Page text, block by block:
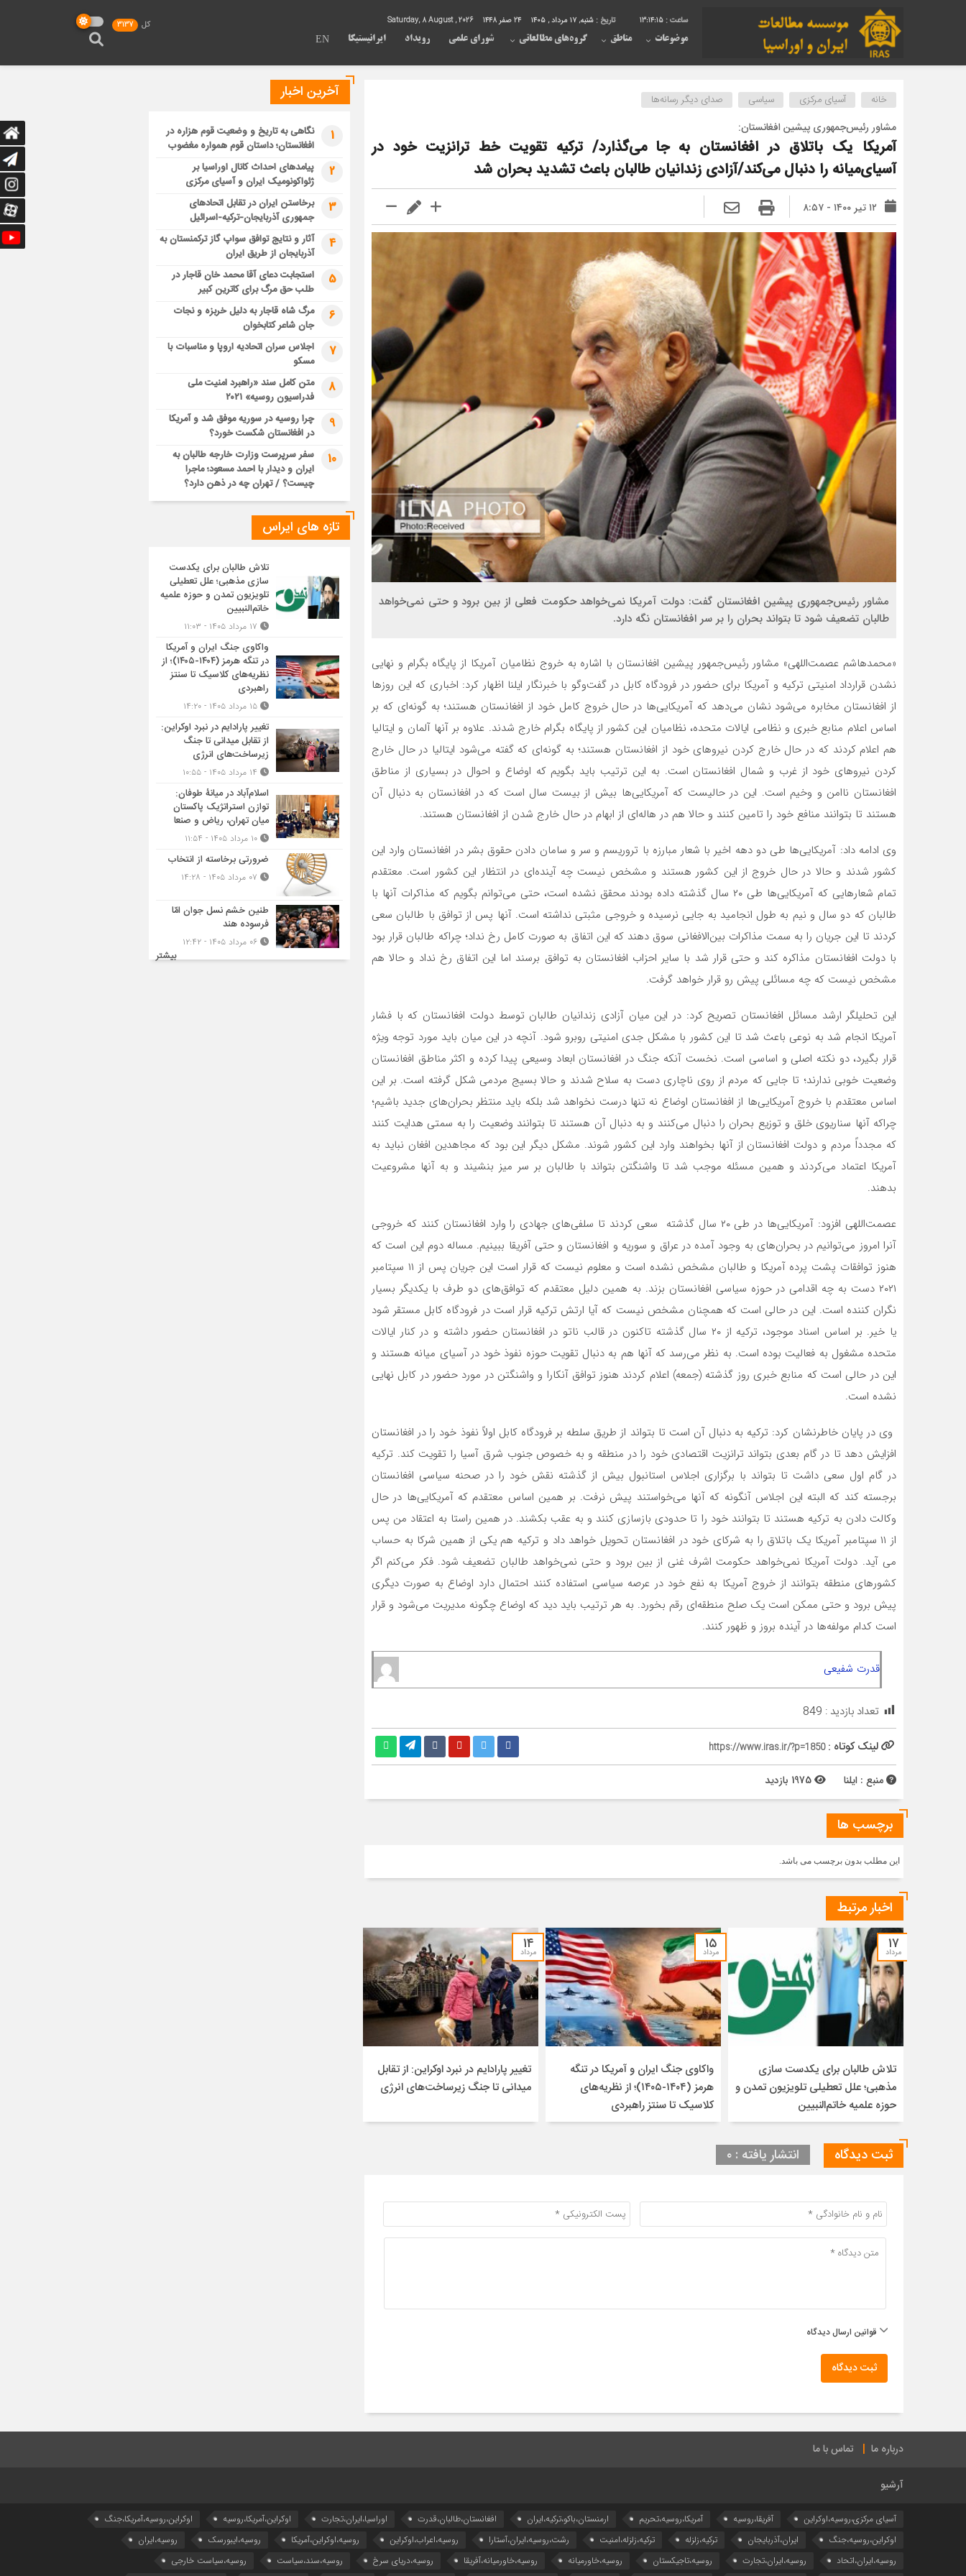
13:14:16 تاریخ : شنبه, ۱۷ مرداد , ۱۴۰۵ 24 صفر 1448
موضوعات مناطق گروه‌های مطالعاتی شورای علمی رویداد ایرانیستیکا EN
کل 3137
خانه آسیای مرکزی سیاسی صدای دیگر رسانه‌ها
مشاور رئیس‌جمهوری پیشین افغانستان:
آمریکا یک باتلاق در افغانستان به جا می‌گذارد/ ترکیه تقویت خط ترانزیت خود در
آسیای‌میانه را دنبال می‌کند/آزادی زندانیان طالبان باعث تشدید بحران شد
۱۲ تیر ۱۴۰۰ - ۸:۵۷
مشاور رئیس‌جمهوری پیشین افغانستان گفت: دولت آمریکا نمی‌خواهد حکومت فعلی از بین برود و حتی نمی‌خواهد
طالبان تضعیف شود تا بتواند بحران را بر سر افغانستان نگه دارد.
«محمدهاشم عصمت‌اللهی» مشاور رئیس‌جمهور پیشین افغانستان با اشاره به خروج نظامیان آمریکا از پایگاه بگرام و نهایی
نشدن قرارداد امنیتی ترکیه و آمریکا برای حضور در فرودگاه کابل در گفت‌وگو با خبرنگار ایلنا اظهار کرد: اخباری که این روزها
از افغانستان مخابره می‌شود نشان می‌دهد که آمریکایی‌ها در حال خروج کامل خود از افغانستان هستند؛ به گونه‌ای که بر
اساس اعلام منابع خبری و نظامی ایالات متحده، نظامیان این کشور از پایگاه بگرام خارج شدند. علاوه بر آنها آلمان و ایتالیا
هم اعلام کردند که در حال خارج کردن نیروهای خود از افغانستان هستند؛ به گونه‌ای که گفته می‌شود ایتالیا در حال خارج
کردن نیروهای خود از غرب و شمال افغانستان است. به این ترتیب باید بگویم که اوضاع و احوال در بسیاری از مناطق
افغانستان ناامن و وخیم است. این در حالیست که آمریکایی‌ها بیش از بیست سال است که در افغانستان به دنبال آن
هستند تا بتوانند منافع خود را تامین کنند و حالا هم در هاله‌ای از ابهام در حال خارج شدن از افغانستان هستند.
وی ادامه داد: آمریکایی‌ها طی دو دهه اخیر با شعار مبارزه با تروریسم و سر و سامان دادن حقوق بشر در افغانستان وارد این
کشور شدند و حالا در حال خروج از این کشور هستند و مشخص نیست چه آینده‌ای در انتظار این کشور است. معتقدم
تمام شعارهایی که آمریکایی‌ها طی ۲۰ سال گذشته داده بودند محقق نشده است، حتی می‌توانم بگویم که مذاکرات آنها با
طالبان که دو سال و نیم به طول انجامید به جایی نرسیده و خروجی مثبتی نداشته است. آنها پس از توافق با طالبان سعی
کردند تا این جریان را به سمت مذاکرات بین‌الافغانی سوق دهند که این اتفاق به صورت کامل رخ نداد؛ چراکه طالبان قرار بود
با دولت افغانستان مذاکره کند و حتی قرار شد با سایر احزاب افغانستان به توافق برسند اما این اتفاق رخ نداد و حالا هم
مشخص نیست که چه مسائلی پیش رو قرار خواهد گرفت.
این تحلیلگر ارشد مسائل افغانستان تصریح کرد: در این میان آزادی زندانیان طالبان توسط دولت افغانستان که با فشار
آمریکا انجام شد به نوعی باعث شد تا این کشور با مشکل جدی امنیتی روبرو شود. آنچه در این میان باید مورد توجه ویژه
قرار بگیرد، دو نکته اصلی و اساسی است. نخست آنکه جنگ در افغانستان ابعاد وسیعی پیدا کرده و اکثر مناطق افغانستان
وضعیت خوبی ندارند؛ تا جایی که مردم از روی ناچاری دست به سلاح شدند و حالا بسیج مردمی شکل گرفته است. بر این
اساس معتقدم با خروج آمریکایی‌ها از افغانستان اوضاع نه تنها درست نخواهد شد بلکه باید منتظر بحران‌های جدید باشیم؛
چراکه آنها سناریوی خلق و توزیع بحران را دنبال می‌کنند و به دنبال آن هستند تا بتوانند وضعیت را به سمتی هدایت کنند
که مجدداً مردم و دولت افغانستان از آنها بخواهند وارد این کشور شوند. مشکل دیگر این بود که مجاهدین افغان نباید به
آمریکا اعتماد می‌کردند و همین مسئله موجب شد تا واشنگتن بتواند با طالبان بر سر میز بنشیند و به آنها مشروعیت
بدهند.
عصمت‌اللهی افزود: آمریکایی‌ها در طی ۲۰ سال گذشته سعی کردند تا سلفی‌های جهادی را وارد افغانستان کنند که خروجی
آنرا امروز می‌توانیم در بحران‌های به وجود آمده در عراق و سوریه و افغانستان و حتی آفریقا ببینیم. مساله دوم این است که
هنوز توافقات پشت پرده آمریکا و طالبان مشخص نشده است و معلوم نیست که قرار است این جریان پس از ۱۱ سپتامبر
۲۰۲۱ دست به چه اقدامی در حوزه سیاسی افغانستان بزند. به همین دلیل معتقدم که توافق‌های دو طرف با یکدیگر بسیار
نگران کننده است. این در حالی است که همچنان مشخص نیست که آیا ارتش ترکیه قرار است در فرودگاه کابل مستقر شود
یا خیر. بر اساس اسناد موجود، ترکیه از ۲۰ سال گذشته تاکنون در قالب ناتو در افغانستان حضور داشته و در کنار ایالات
متحده مشغول به فعالیت بوده است. به نظر می‌رسد که آنها هم به دنبال تقویت حوزه نفوذ خود در آسیای میانه هستند و
این در حالی است که منابع خبری روز گذشته (جمعه) اعلام کردند هنوز توافق آنکارا و واشنگتن در مورد حضور در کابل نهایی
نشده است.
وی در پایان خاطرنشان کرد: ترکیه به دنبال آن است تا بتواند از طریق سلطه بر فرودگاه کابل اولاً نفوذ خود را در افغانستان
افزایش دهد تا در گام بعدی بتواند ترانزیت اقتصادی خود را در منطقه و به خصوص جنوب شرق آسیا را تقویت کند. ترکیه
در گام اول سعی داشت تا بتواند با برگزاری اجلاس استانبول بیش از گذشته نقش خود را در صحنه سیاسی افغانستان
برجسته کند که البته این اجلاس آنگونه که آنها می‌خواستند پیش نرفت. بر همین اساس معتقدم که آمریکایی‌ها در حال
وکالت دادن به ترکیه هستند تا بتوانند خود را تا حدودی بازسازی کنند و به عقب بکشند. در همین راستا به اعتقاد من پس
از ۱۱ سپتامبر آمریکا یک باتلاق را به شرکای خود در افغانستان تحویل خواهد داد و ترکیه هم یکی از همین شرکا به حساب
می آید. دولت آمریکا نمی‌خواهد حکومت اشرف غنی از بین برود و حتی نمی‌خواهد طالبان تضعیف شود. فکر می‌کنم اگر
کشورهای منطقه بتوانند از خروج آمریکا به نفع خود در عرصه سیاسی استفاده کنند احتمال دارد اوضاع به صورت دیگری
پیش برود و حتی ممکن است یک صلح منطقه‌ای رقم بخورد. به هر ترتیب باید دید که اوضاع چگونه مدیریت می‌شود و قرار
است کدام مولفه‌ها در آینده بروز و ظهور کنند.
قدرت شفیعی
تعداد بازدید : 849
لینک کوتاه :https://www.iras.ir/?p=1850
منبع : ایلنا
برچسب ها
این مطلب بدون برچسب می باشد.
اخبار مرتبط
۱۷
مرداد
تلاش طالبان برای یکدست سازی
مذهبی؛ علل تعطیلی تلویزیون تمدن و
حوزه علمیه خاتم‌النبیین
۱۵
مرداد
واکاوی جنگ ایران و آمریکا در تنگه
هرمز (۱۴۰۴-۱۴۰۵)؛ از نظریه‌های
کلاسیک تا سنتز راهبردی
۱۴
مرداد
تغییر پارادایم در نبرد اوکراین: از تقابل
میدانی تا جنگ زیرساخت‌های انرژی
ثبت دیدگاه انتشار یافته : ۰
قوانین ارسال دیدگاه
ثبت دیدگاه
آخرین اخبار
1
نگاهی به تاریخ و وضعیت قوم هزاره در
افغانستان؛ داستان قوم همواره مغضوب
2
پیامدهای احداث کانال اوراسیا بر
ژئواکونومیک ایران و آسیای مرکزی
3
برخاستن ایران در تقابل اتحادهای
جمهوری آذربایجان-ترکیه-اسرائیل
4
آثار و نتایج توافق سواپ گاز ترکمنستان به
آذربایجان از طریق ایران
5
استجابت دعای آقا محمد خان قاجار در
طلب حق مرگ برای کاترین کبیر
6
مرگ شاه قاجار به دلیل خربزه و نجات
جان شاعر کتابخوان
7
اجلاس سران اتحادیه اروپا و مناسبات با
مسکو
8
متن کامل سند «راهبرد امنیت ملی
فدراسیون روسیه» ۲۰۲۱
9
چرا روسیه در سوریه موفق شد و آمریکا
در افغانستان شکست خورد؟
10
سفر سرپرست وزارت خارجه طالبان به
ایران و دیدار با احمد مسعود؛ ماجرا
چیست؟ / تهران چه در ذهن دارد؟
تازه های ایراس
تلاش طالبان برای یکدست
سازی مذهبی؛ علل تعطیلی
تلویزیون تمدن و حوزه علمیه
خاتم‌النبیین
واکاوی جنگ ایران و آمریکا
در تنگه هرمز (۱۴۰۴-۱۴۰۵)؛ از
نظریه‌های کلاسیک تا سنتز
راهبردی
تغییر پارادایم در نبرد اوکراین:
از تقابل میدانی تا جنگ
زیرساخت‌های انرژی
اسلام‌آباد در میانۀ طوفان:
توازن استراتژیک پاکستان
میان تهران، ریاض و صنعا
ضرورتی برخاسته از انتخاب
طنین خشم نسل جوان امّا
فرسوده هند
بیشتر
درباره ما تماس با ما
آرشیو
آسیای مرکزی،روسیه،اوکراین آفریقا،روسیه آمریکا،روسیه،تحریم ارمنستان،باکو،ترکیه،ایران افغانستان،طالبان،قدرت اوراسیا،ایران،تجارت اوکراین،آمریکا،روسیه
اوکراین،روسیه،آمریکا،جنگ
اوکراین،روسیه،جنگ
ایران،آذربایجان ترکیه،زلزله ترکیه،زلزله،امنیت رشت،روسیه،ایران،آستارا روسیه،اعراب،اوکراین روسیه،اوکراین،آمریکا روسیه،ایبورسک
روسیه،ایران
روسیه،ایران،اتحاد
روسیه،ایران،تجارت روسیه،تاجیکستان روسیه،خاورمیانه روسیه،خاورمیانه،آفریقا روسیه،دریای سرخ روسیه،سند،سیاست
روسیه،سیاست خارجی